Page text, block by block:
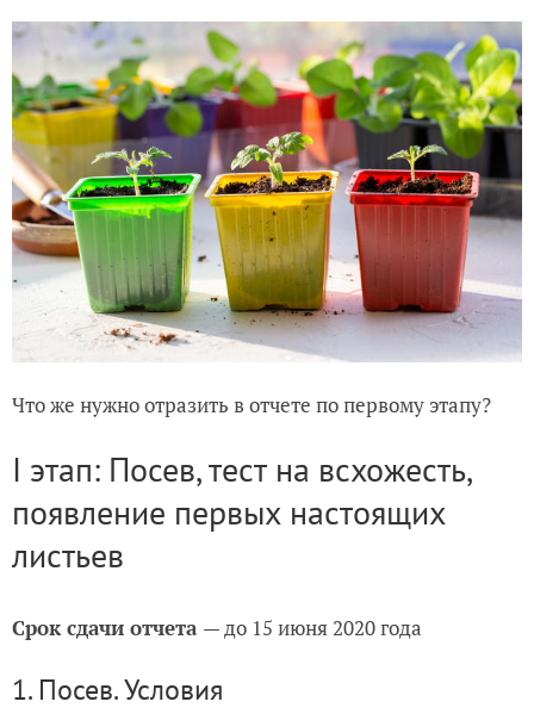
Что же нужно отразить в отчете по первому этапу?
I этап: Посев, тест на всхожесть,
появление первых настоящих
листьев
Срок сдачи отчета — до 15 июня 2020 года
1. Посев. Условия